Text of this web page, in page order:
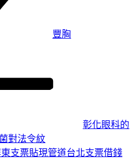
豐胸
彰化眼科的
對法令紋
支票貼現管道台北支票借錢